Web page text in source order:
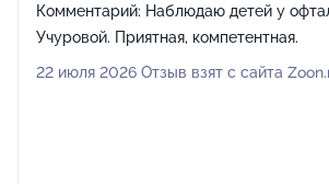
Комментарий: Наблюдаю детей у
Учуровой. Приятная, компетентная.
22 июля 2026 Отзыв взят с сайта